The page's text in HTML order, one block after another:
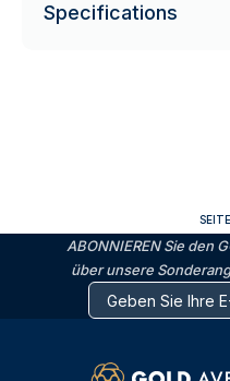
Specifications
ABONNIEREN Sie den
über unsere